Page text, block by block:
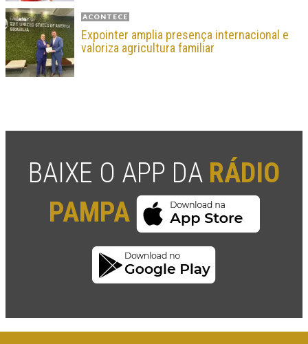
ACONTECE
Expointer amplia presença internacional e
valoriza agricultura familiar
BAIXE O APP DA RÁDIO
PAMPA